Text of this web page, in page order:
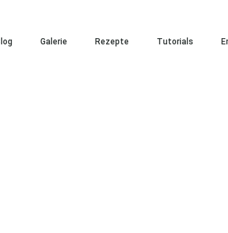
Galerie Rezepte Tutorials